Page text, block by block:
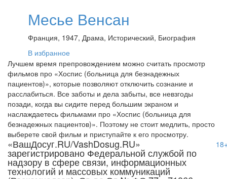
Месье Венсан
Франция, 1947, Драма, Исторический, Биография
В избранное
Лучшем время препровождением можно считать просмотр
фильмов про «Хоспис (больница для безнадежных
пациентов)», которые позволяют отключить сознание и
расслабиться. Все заботы и дела забыты, все невзгоды
позади, когда вы сидите перед большим экраном и
наслаждаетесь фильмами про «Хоспис (больница для
безнадежных пациентов)». Поэтому не стоит медлить, просто
выберете свой фильм и приступайте к его просмотру.
«ВашДосуг.RU/VashDosug.RU»
зарегистрировано Федеральной службой по
надзору в сфере связи, информационных
технологий и массовых коммуникаций